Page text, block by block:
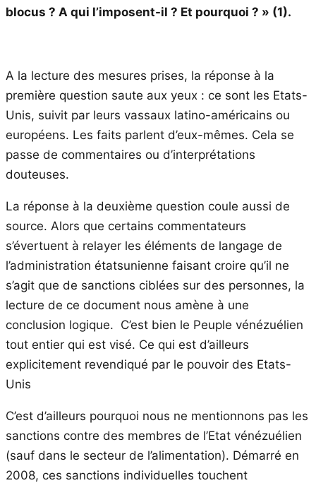
blocus ? A qui l’imposent-il ? Et pourquoi ? » (1).
A la lecture des mesures prises, la réponse à la
première question saute aux yeux : ce sont les Etats-
Unis, suivit par leurs vassaux latino-américains ou
européens. Les faits parlent d’eux-mêmes. Cela se
passe de commentaires ou d’interprétations
douteuses.
La réponse à la deuxième question coule aussi de
source. Alors que certains commentateurs
s’évertuent à relayer les éléments de langage de
l’administration étatsunienne faisant croire qu’il ne
s’agit que de sanctions ciblées sur des personnes, la
lecture de ce document nous amène à une
conclusion logique. C’est bien le Peuple vénézuélien
tout entier qui est visé. Ce qui est d’ailleurs
explicitement revendiqué par le pouvoir des Etats-
Unis
C’est d’ailleurs pourquoi nous ne mentionnons pas les
sanctions contre des membres de l’Etat vénézuélien
(sauf dans le secteur de l’alimentation). Démarré en
2008, ces sanctions individuelles touchent